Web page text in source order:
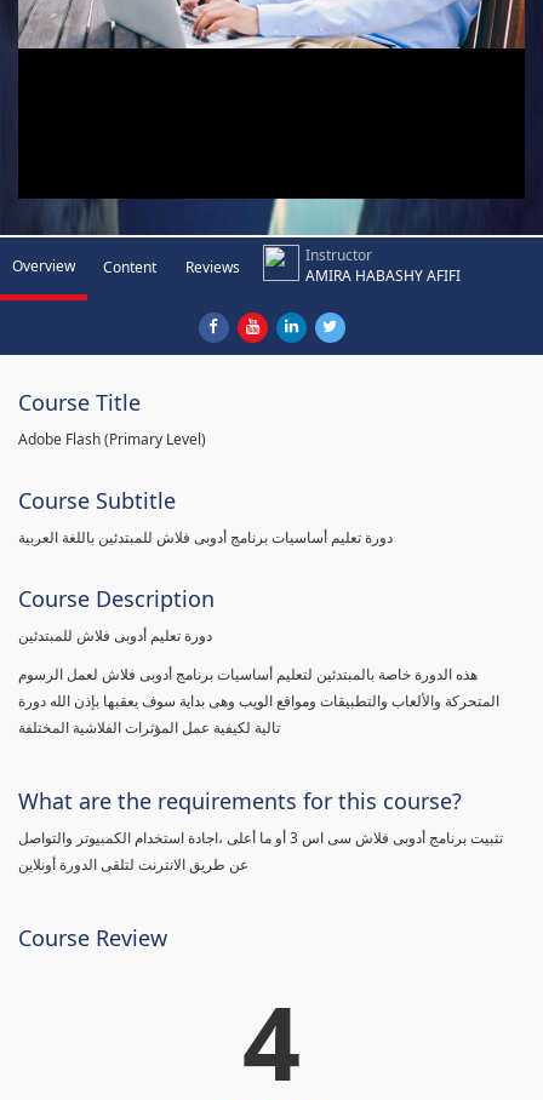
Overview Content Reviews
Instructor
AMIRA HABASHY AFIFI
Course Title
Adobe Flash (Primary Level)
Course Subtitle
دورة تعليم أساسيات برنامج أدوبى فلاش للمبتدئين باللغة العربية
Course Description
دورة تعليم أدوبى فلاش للمبتدئين
هذه الدورة خاصة بالمبتدئين لتعليم أساسيات برنامج أدوبى فلاش لعمل الرسوم
المتحركة والألعاب والتطبيقات ومواقع الويب وهى بداية سوف يعقبها بإذن الله دورة
تالية لكيفية عمل المؤثرات الفلاشية المختلفة
What are the requirements for this course?
تثبيت برنامج أدوبى فلاش سى اس 3 أو ما أعلى ،اجادة استخدام الكمبيوتر والتواصل
Course Review
4